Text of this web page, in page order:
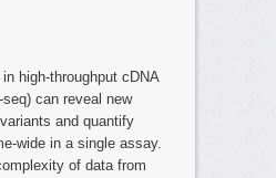
high-throughput cDNA
can reveal new
and quantify
wide in a single assay.
of data from